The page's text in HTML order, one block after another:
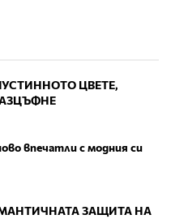
ЦВЕТЕ,
впечатли с модния си
ЗАЩИТА НА